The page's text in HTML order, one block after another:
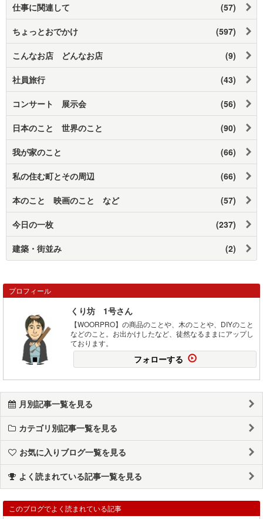
仕事に関連して (57)
ちょっとおでかけ (597)
こんなお店 どんなお店 (9)
社員旅行 (43)
コンサート 展示会 (56)
日本のこと 世界のこと (90)
我が家のこと (66)
私の住む町とその周辺 (66)
本のこと 映画のこと など (57)
今日の一枚 (237)
建築・街並み (2)
プロフィール
くり坊 1号さん
【WOORPRO】の商品のことや、木のことや、DIYのこと
などのこと。お出かけしたなど、徒然なるままにアップし
ております。
フォローする
月別記事一覧を見る
カテゴリ別記事一覧を見る
お気に入りブログ一覧を見る
よく読まれている記事一覧を見る
このブログでよく読まれている記事